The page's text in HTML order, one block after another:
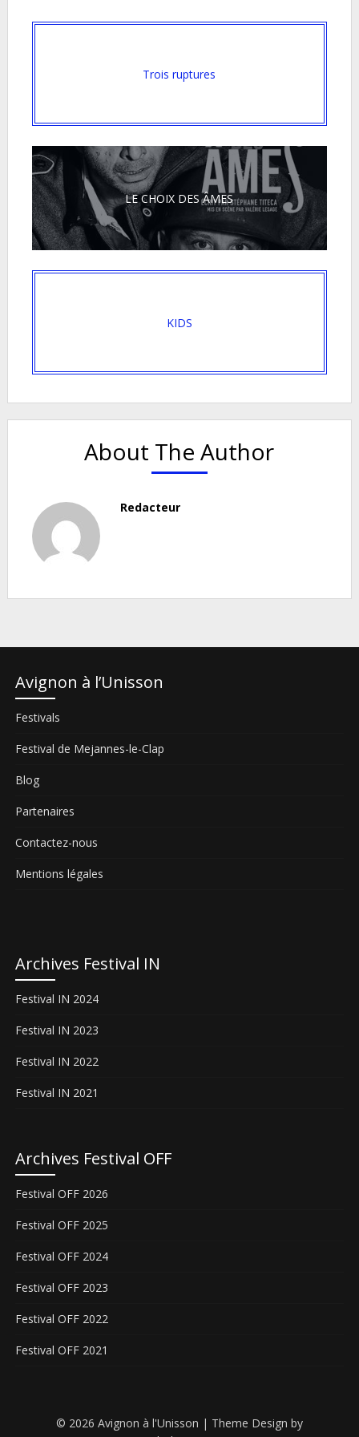
Trois ruptures
LE CHOIX DES ÂMES
KIDS
About The Author
Redacteur
Avignon à l’Unisson
Festivals
Festival de Mejannes-le-Clap
Blog
Partenaires
Contactez-nous
Mentions légales
Archives Festival IN
Festival IN 2024
Festival IN 2023
Festival IN 2022
Festival IN 2021
Archives Festival OFF
Festival OFF 2026
Festival OFF 2025
Festival OFF 2024
Festival OFF 2023
Festival OFF 2022
Festival OFF 2021
© 2026 Avignon à l'Unisson | Theme Design by